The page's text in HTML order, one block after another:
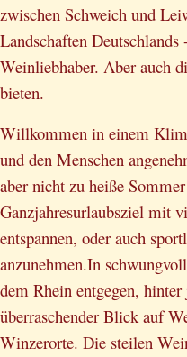
zwischen Schweich und
Landschaften
Weinliebhaber. Aber auch
bieten.
Willkommen in einem
und den Menschen
aber nicht zu heiße
Ganzjahresurlaubsziel mit
entspannen, oder auch
anzunehmen.In
dem Rhein entgegen,
überraschender Blick auf
Winzerorte. Die steilen